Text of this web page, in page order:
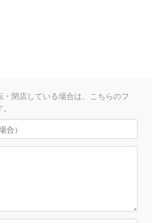
閉店している場合は、こちらのフ